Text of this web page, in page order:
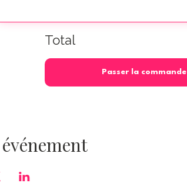
Total
Passer la commande